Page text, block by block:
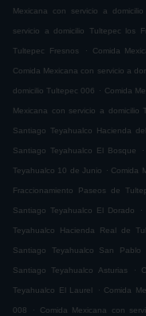
Mexicana con servicio a
servicio a domicilio Tultepec los
Tultepec Fresnos . Comida
Comida Mexicana con servicio a
domicilio Tultepec 006 . Comida
Mexicana con servicio a domicilio
Santiago Teyahualco Hacienda
Santiago Teyahualco El Bosque .
Teyahualco 10 de Junio . Comida
Fraccionamiento Paseos de
Santiago Teyahualco El Dorado .
Teyahualco Hacienda Real de
Santiago Teyahualco San Pablo
Santiago Teyahualco Asturias .
Teyahualco El Laurel . Comida
008 . Comida Mexicana con